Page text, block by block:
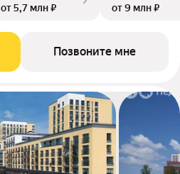
от 5,7 млн ₽
от 9 млн ₽
Позвоните мне